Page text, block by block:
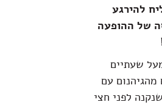
להירגע
של ההופעה
שעתיים
מהגיהנום עם
לפני חצי